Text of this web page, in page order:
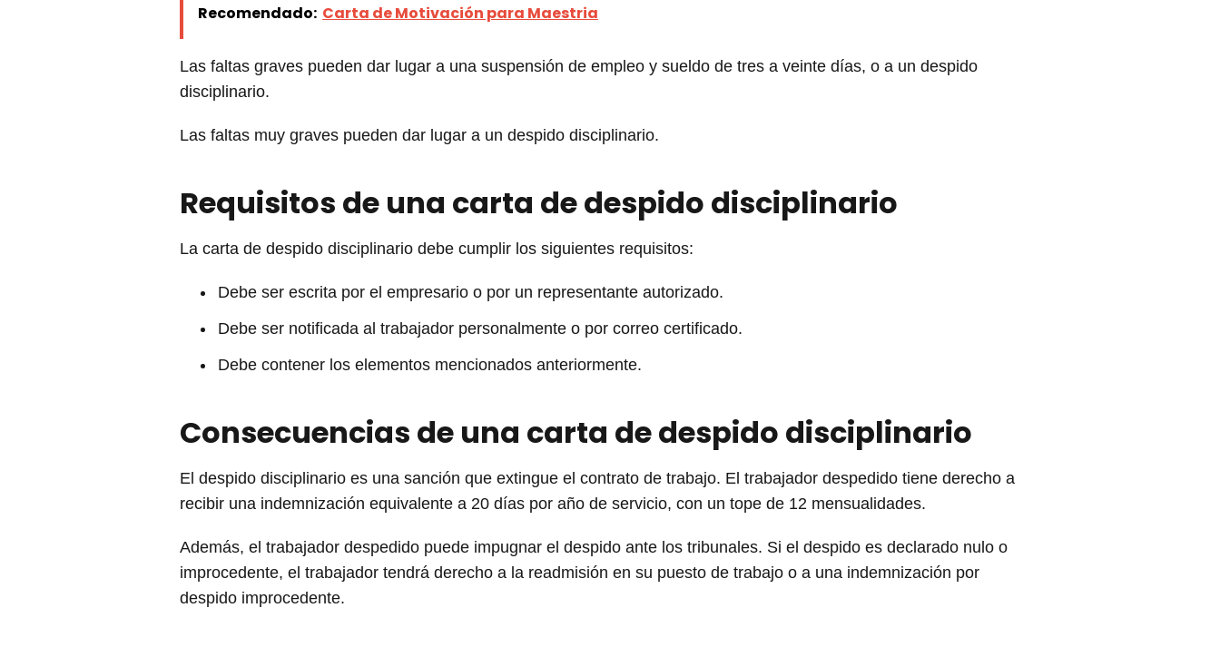
Recomendado: Carta de Motivación para Maestria
Las faltas graves pueden dar lugar a una suspensión de empleo y sueldo de tres a veinte días, o a un despido
disciplinario.
Las faltas muy graves pueden dar lugar a un despido disciplinario.
Requisitos de una carta de despido disciplinario
La carta de despido disciplinario debe cumplir los siguientes requisitos:
Debe ser escrita por el empresario o por un representante autorizado.
Debe ser notificada al trabajador personalmente o por correo certificado.
Debe contener los elementos mencionados anteriormente.
Consecuencias de una carta de despido disciplinario
El despido disciplinario es una sanción que extingue el contrato de trabajo. El trabajador despedido tiene derecho a
recibir una indemnización equivalente a 20 días por año de servicio, con un tope de 12 mensualidades.
Además, el trabajador despedido puede impugnar el despido ante los tribunales. Si el despido es declarado nulo o
improcedente, el trabajador tendrá derecho a la readmisión en su puesto de trabajo o a una indemnización por
despido improcedente.